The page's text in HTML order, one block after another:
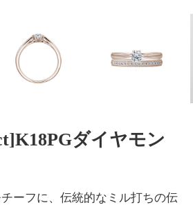
ダイヤモン
ーフに、伝統的なミル打ちの伝